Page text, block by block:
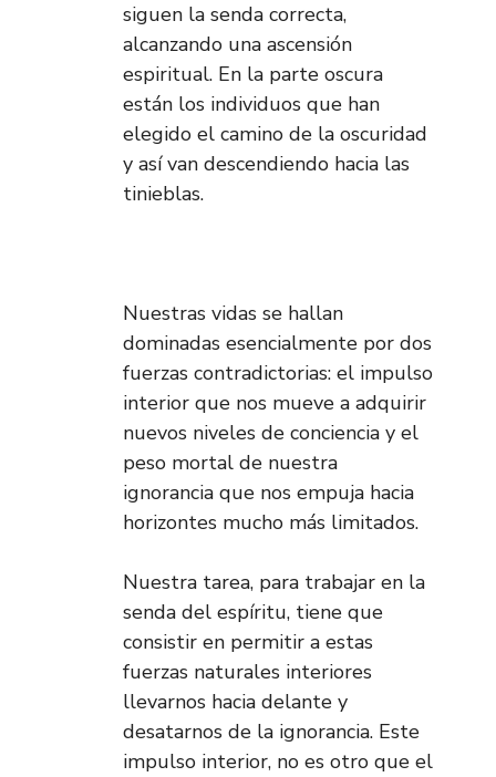
siguen la senda correcta,
alcanzando una ascensión
espiritual. En la parte oscura
están los individuos que han
elegido el camino de la oscuridad
y así van descendiendo hacia las
tinieblas.
Nuestras vidas se hallan
dominadas esencialmente por dos
fuerzas contradictorias: el impulso
interior que nos mueve a adquirir
nuevos niveles de conciencia y el
peso mortal de nuestra
ignorancia que nos empuja hacia
horizontes mucho más limitados.
Nuestra tarea, para trabajar en la
senda del espíritu, tiene que
consistir en permitir a estas
fuerzas naturales interiores
llevarnos hacia delante y
desatarnos de la ignorancia. Este
impulso interior, no es otro que el